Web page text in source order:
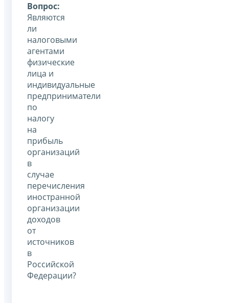
Вопрос:
Являются
ли
налоговыми
агентами
физические
лица и
индивидуальные
предприниматели
по
налогу
на
прибыль
организаций
в
случае
перечисления
иностранной
организации
доходов
от
источников
в
Российской
Федерации?